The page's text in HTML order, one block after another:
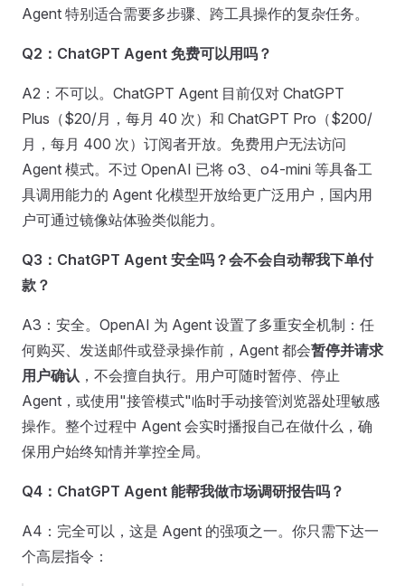
Agent 特别适合需要多步骤、跨工具操作的复杂任务。
Q2：ChatGPT Agent 免费可以用吗？
A2：不可以。ChatGPT Agent 目前仅对 ChatGPT
Plus（$20/月，每月 40 次）和 ChatGPT Pro（$200/
月，每月 400 次）订阅者开放。免费用户无法访问
Agent 模式。不过 OpenAI 已将 o3、o4-mini 等具备工
具调用能力的 Agent 化模型开放给更广泛用户，国内用
户可通过镜像站体验类似能力。
Q3：ChatGPT Agent 安全吗？会不会自动帮我下单付
款？
A3：安全。OpenAI 为 Agent 设置了多重安全机制：任
何购买、发送邮件或登录操作前，Agent 都会暂停并请求
用户确认 ，不会擅自执行。用户可随时暂停、停止
Agent，或使用"接管模式"临时手动接管浏览器处理敏感
操作。整个过程中 Agent 会实时播报自己在做什么，确
保用户始终知情并掌控全局。
Q4：ChatGPT Agent 能帮我做市场调研报告吗？
A4：完全可以，这是 Agent 的强项之一。你只需下达一
个高层指令：